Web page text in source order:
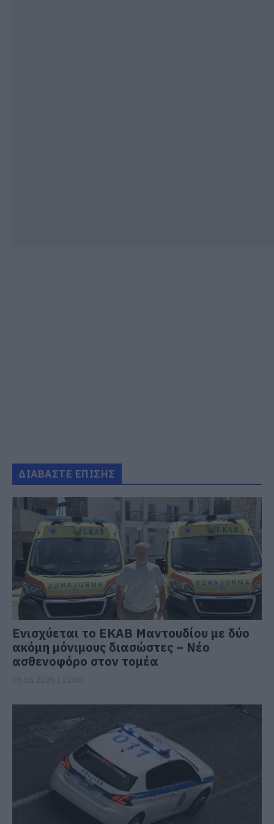
ΔΙΑΒΑΣΤΕ ΕΠΙΣΗΣ
Ενισχύεται το ΕΚΑΒ Μαντουδίου με δύο
ακόμη μόνιμους διασώστες – Νέο
ασθενοφόρο στον τομέα